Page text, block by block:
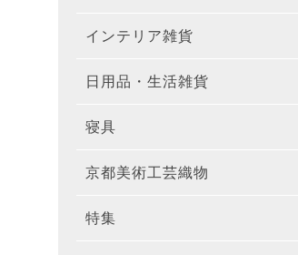
インテリア雑貨
日用品・生活雑貨
寝具
京都美術工芸織物
特集